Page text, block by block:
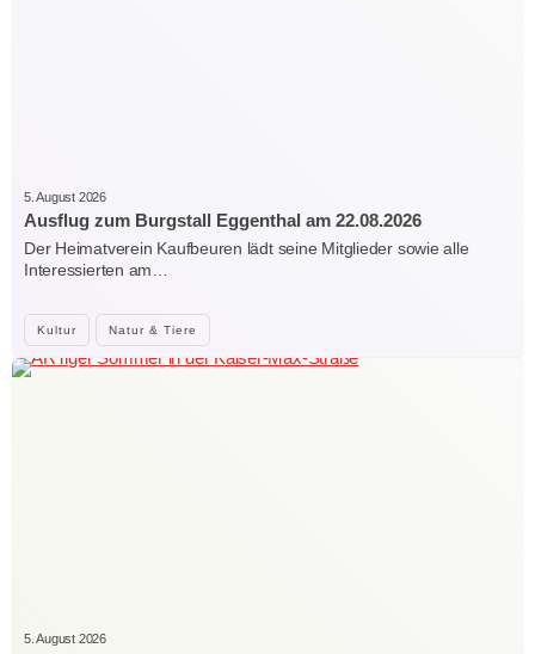
Kultur Natur & Tiere
5. August 2026
Ausflug zum Burgstall Eggenthal am 22.08.2026
Der Heimatverein Kaufbeuren lädt seine Mitglieder sowie alle
Interessierten am…
5. August 2026